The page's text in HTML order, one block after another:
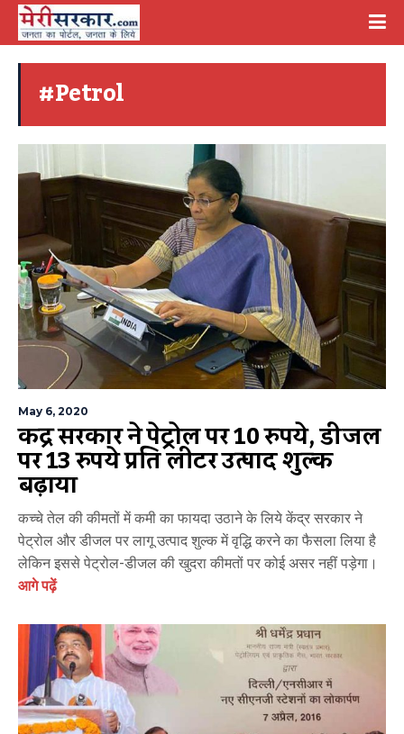
#Petrol
May 6, 2020
केंद्र सरकार ने पेट्रोल पर 10 रुपये, डीजल
पर 13 रुपये प्रति लीटर उत्पाद शुल्क
बढ़ाया
कच्चे तेल की कीमतों में कमी का फायदा उठाने के लिये केंद्र सरकार ने
पेट्रोल और डीजल पर लागू उत्पाद शुल्क में वृद्धि करने का फैसला लिया है
लेकिन इससे पेट्रोल-डीजल की खुदरा कीमतों पर कोई असर नहीं पड़ेगा।
आगे पढ़ें